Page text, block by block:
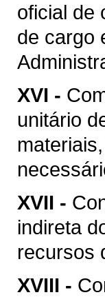
oficial de
de cargo
XVI -
unitário
XVII -
indireta
recursos
XVIII -